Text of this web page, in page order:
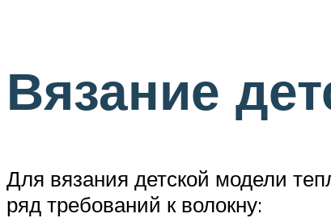
Вязание
Для вязания детской модели
ряд требований к волокну: